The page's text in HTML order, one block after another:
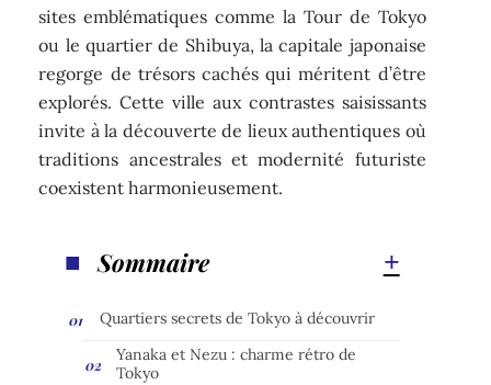
sites emblématiques comme la Tour de Tokyo
ou le quartier de Shibuya, la capitale japonaise
regorge de trésors cachés qui méritent d’être
explorés. Cette ville aux contrastes saisissants
invite à la découverte de lieux authentiques où
traditions ancestrales et modernité futuriste
coexistent harmonieusement.
Sommaire
Quartiers secrets de Tokyo à découvrir
Yanaka et Nezu : charme rétro de
Tokyo